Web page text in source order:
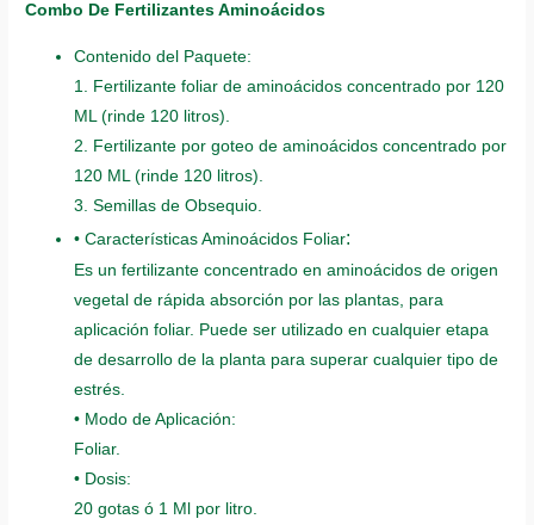
Combo De Fertilizantes Aminoácidos
Contenido del Paquete:
1. Fertilizante foliar de aminoácidos concentrado por 120
ML (rinde 120 litros).
2. Fertilizante por goteo de aminoácidos concentrado por
120 ML (rinde 120 litros).
3. Semillas de Obsequio.
• Características Aminoácidos Foliar:
Es un fertilizante concentrado en aminoácidos de origen
vegetal de rápida absorción por las plantas, para
aplicación foliar. Puede ser utilizado en cualquier etapa
de desarrollo de la planta para superar cualquier tipo de
estrés.
• Modo de Aplicación:
Foliar.
• Dosis:
20 gotas ó 1 Ml por litro.